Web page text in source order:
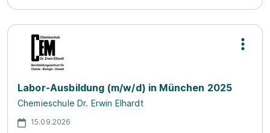
Labor-Ausbildung (m/w/d) in München 2025
Chemieschule Dr. Erwin Elhardt
15.09.2026